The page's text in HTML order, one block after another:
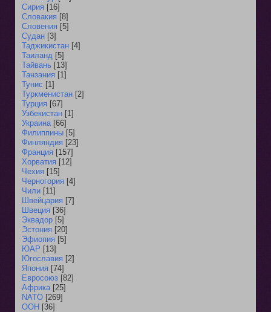
Сирия [16]
Словакия [8]
Словения [5]
Судан [3]
Таджикистан [4]
Таиланд [5]
Тайвань [13]
Танзания [1]
Тунис [1]
Туркменистан [2]
Турция [67]
Узбекистан [1]
Украина [66]
Филиппины [5]
Финляндия [23]
Франция [157]
Хорватия [12]
Чехия [15]
Черногория [4]
Чили [11]
Швейцария [7]
Швеция [36]
Эквадор [5]
Эстония [20]
Эфиопия [5]
ЮАР [13]
Югославия [2]
Япония [74]
Евросоюз [82]
Африка [25]
NATO [269]
ООН [36]